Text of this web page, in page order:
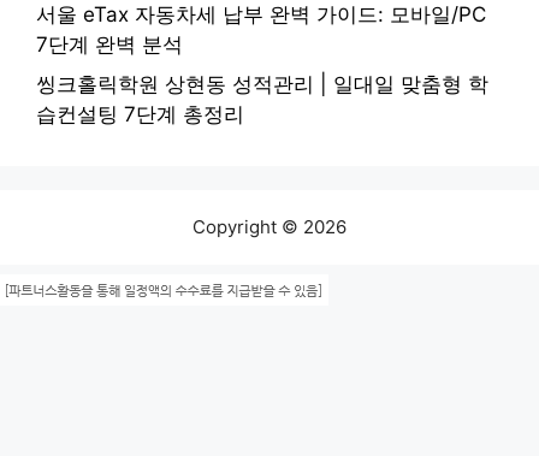
서울 eTax 자동차세 납부 완벽 가이드: 모바일/PC
7단계 완벽 분석
씽크홀릭학원 상현동 성적관리 | 일대일 맞춤형 학
습컨설팅 7단계 총정리
Copyright © 2026